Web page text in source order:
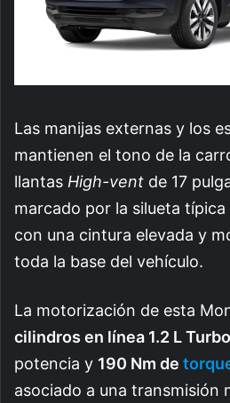
Las manijas externas y los
mantienen el tono de la
llantas High-vent de 17
marcado por la silueta típica
con una cintura elevada y
toda la base del vehículo.
La motorización de esta
cilindros en línea 1.2 L
potencia y 190 Nm de
asociado a una transmisión